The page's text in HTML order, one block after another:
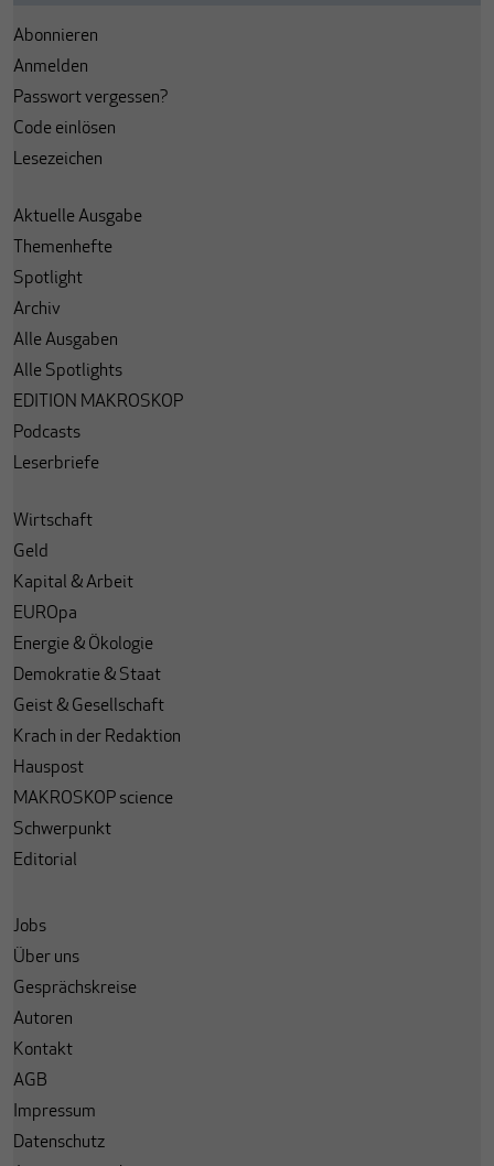
Abonnieren
Anmelden
Passwort vergessen?
Code einlösen
Lesezeichen
Aktuelle Ausgabe
Themenhefte
Spotlight
Archiv
Alle Ausgaben
Alle Spotlights
EDITION MAKROSKOP
Podcasts
Leserbriefe
Wirtschaft
Geld
Kapital & Arbeit
EUROpa
Energie & Ökologie
Demokratie & Staat
Geist & Gesellschaft
Krach in der Redaktion
Hauspost
MAKROSKOP science
Schwerpunkt
Editorial
Jobs
Über uns
Gesprächskreise
Autoren
Kontakt
AGB
Impressum
Datenschutz